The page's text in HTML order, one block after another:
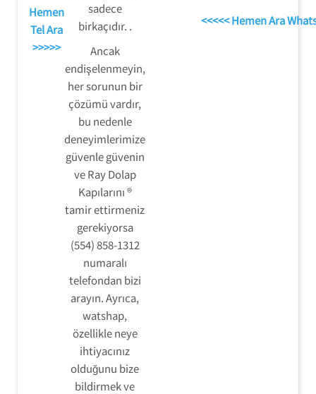
Hemen
Tel Ara
>>>>>
sadece
birkaçıdır. .
Ancak
endişelenmeyin,
her sorunun bir
çözümü vardır,
bu nedenle
deneyimlerimize
güvenle güvenin
ve Ray Dolap
Kapılarını ®
tamir ettirmeniz
gerekiyorsa
(554) 858-1312
numaralı
telefondan bizi
arayın. Ayrıca,
watshap,
özellikle neye
ihtiyacınız
olduğunu bize
bildirmek ve
<<<<< Hemen Ara